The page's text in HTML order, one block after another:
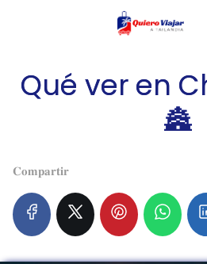
Qué ver en
🏯
𝐂𝐨𝐦𝐩𝐚𝐫𝐭𝐢𝐫